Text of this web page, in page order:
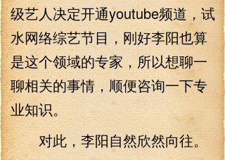
级艺人决定开通youtube频道，试
水网络综艺节目，刚好李阳也算
是这个领域的专家，所以想聊一
聊相关的事情，顺便咨询一下专
业知识。
对此，李阳自然欣然向往。